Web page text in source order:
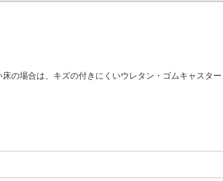
の場合は、キズの付きにくいウレタン・ゴムキャスター